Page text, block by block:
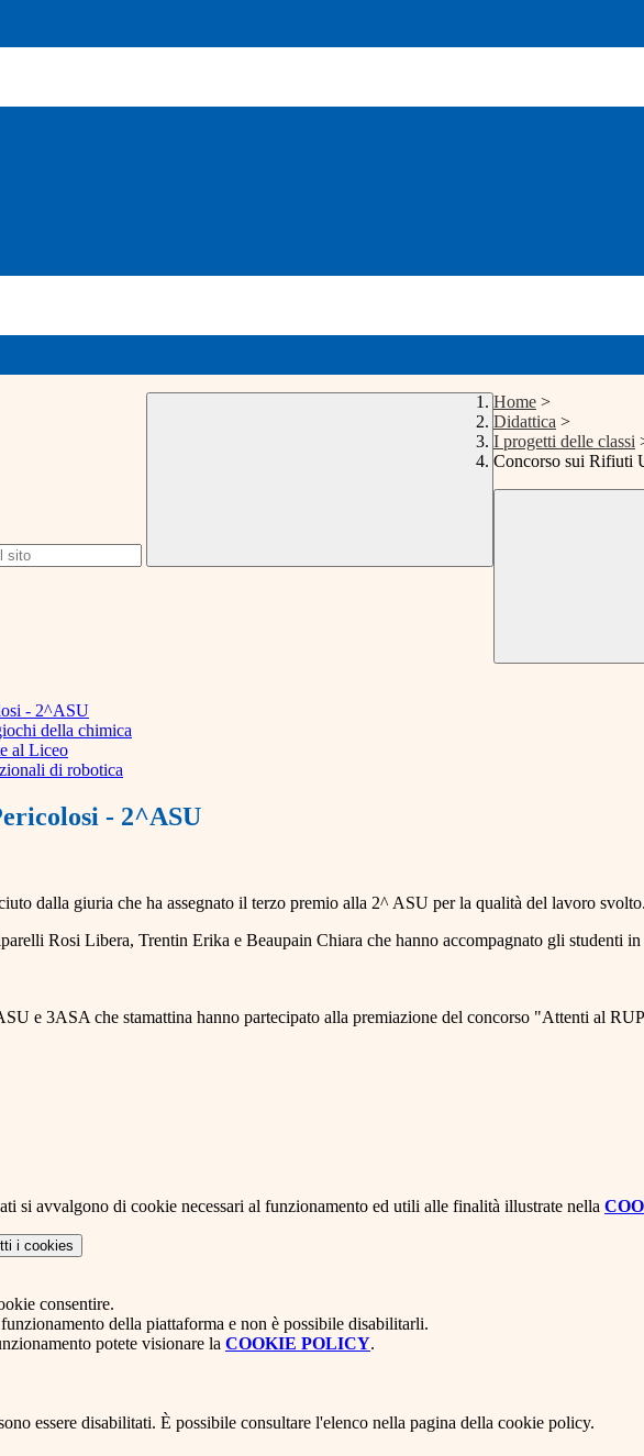
Home >
Didattica >
I progetti delle classi
Concorso sui Rifiuti
- 2^ASU
della chimica
al Liceo
di robotica
- 2^ASU
dalla giuria che ha assegnato il terzo premio alla 2^ ASU per la qualità del lavoro svolto.
Rosi Libera, Trentin Erika e Beaupain Chiara che hanno accompagnato gli studenti
e 3ASA che stamattina hanno partecipato alla premiazione del concorso "Attenti al
si avvalgono di cookie necessari al funzionamento ed utili alle finalità illustrate nella
i cookies
consentire.
della piattaforma e non è possibile disabilitarli.
potete visionare la COOKIE POLICY.
essere disabilitati. È possibile consultare l'elenco nella pagina della cookie policy.